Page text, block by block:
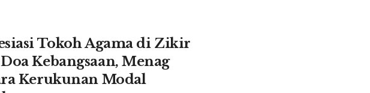
Tokoh Agama di Zikir
Kebangsaan, Menag
Kerukunan Modal